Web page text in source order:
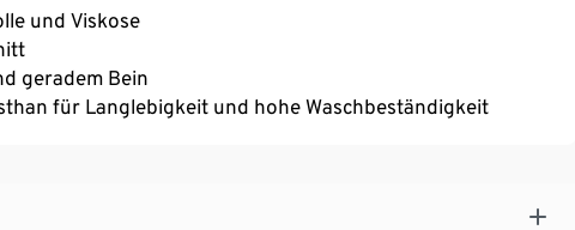
und Viskose
geradem Bein
für Langlebigkeit und hohe Waschbeständigkeit